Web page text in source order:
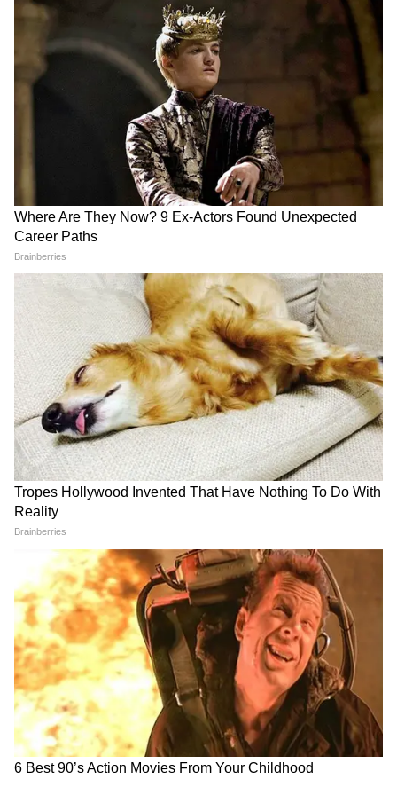
Chatgpt
জানা গিয়েছে, আজ বুধবারই নবান্ন থেকে প্রকাশিত
হচ্ছে একটি ফর্ম। অন্নপূর্ণা ভাণ্ডারের টাকা পেতে
হলে এই ফর্ম ফিলআপ করতে হবে। মঙ্গলবার
প্রশাসনিক বৈঠকের পর এমনই জানিয়েছিলেন
মুখ্যমন্ত্রী।
4
6
Image Credit :
তিনি আরও বলেন, স্বাস্থ্য সাথীকে আয়ুষ্মান ভারত
ও লক্ষ্মীর ভাণ্ডার অন্নপূর্ণা ভাণ্ডারে কনভার্ট করার
কাজ শুরু হয়েছে। বুধবার বিকেলে নবান্ন থেকে
তিনি ও অগ্নিমিত্রা পল ফর্ম প্রকাশ করবেন।
5
6